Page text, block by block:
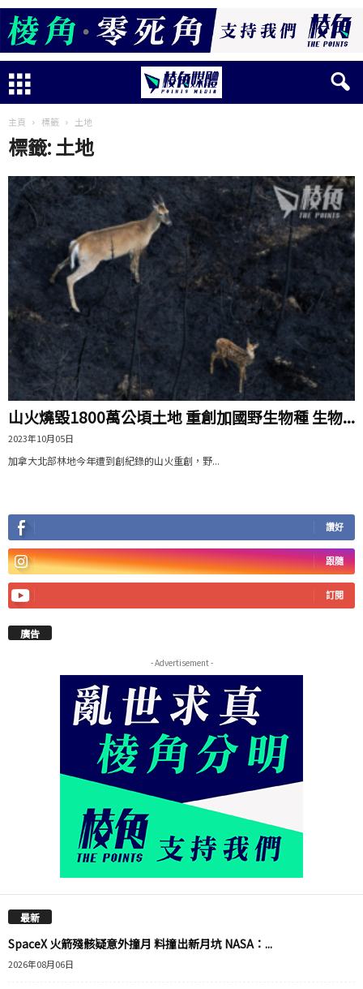
主頁 標籤 土地
標籤: 土地
山火燒毀1800萬公頃土地 重創加國野生物種 生物...
2023年10月05日
加拿大北部林地今年遭到創紀錄的山火重創，野...
讚好
跟隨
訂閱
廣告
- Advertisement -
最新
SpaceX 火箭殘骸疑意外撞月 料撞出新月坑 NASA：...
2026年08月06日